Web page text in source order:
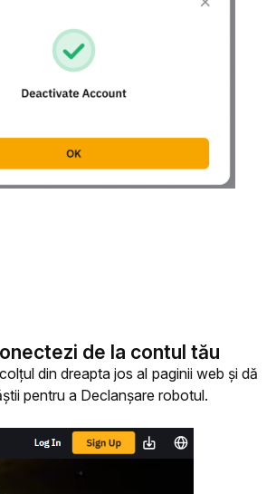
de la contul tău
din dreapta jos al paginii web și dă
pentru a Declanșare robotul.